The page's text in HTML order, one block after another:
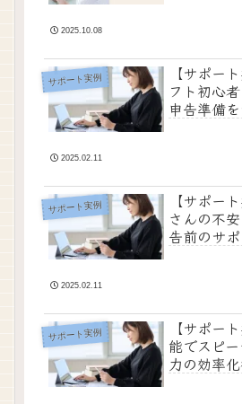
2025.10.08
サポート実例
【サポー
フト初心
申告準備
2025.02.11
サポート実例
【サポー
さんの不
告前のサ
2025.02.11
サポート実例
【サポー
能でスピ
力の効率